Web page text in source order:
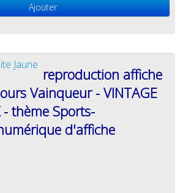
Ajouter
reproduction affiche
Vainqueur - VINTAGE
- thème Sports-
d'affiche